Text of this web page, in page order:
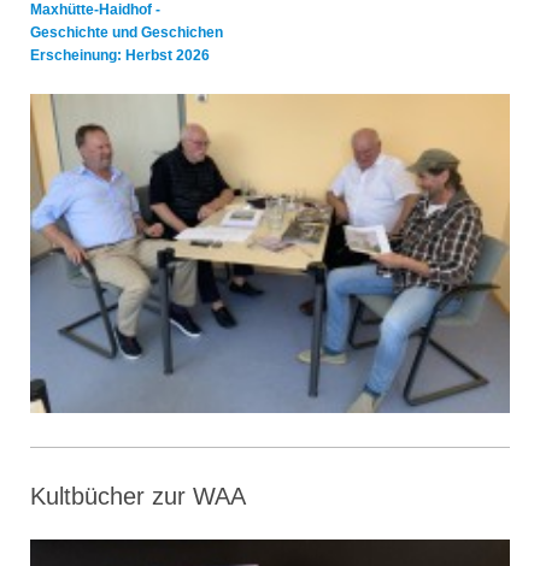
Maxhütte-Haidhof -
Geschichte und Geschichen
Erscheinung: Herbst 2026
Kultbücher zur WAA